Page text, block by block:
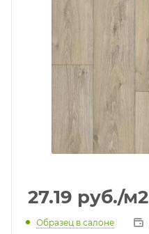
27.19 руб./м2
Образец в салоне